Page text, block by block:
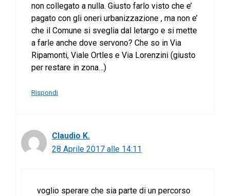
non collegato a nulla. Giusto farlo visto che e’
pagato con gli oneri urbanizzazione , ma non e’
che il Comune si sveglia dal letargo e si mette
a farle anche dove servono? Che so in Via
Ripamonti, Viale Ortles e Via Lorenzini (giusto
per restare in zona…)
Rispondi
Claudio K.
28 Aprile 2017 alle 14:11
voglio sperare che sia parte di un percorso